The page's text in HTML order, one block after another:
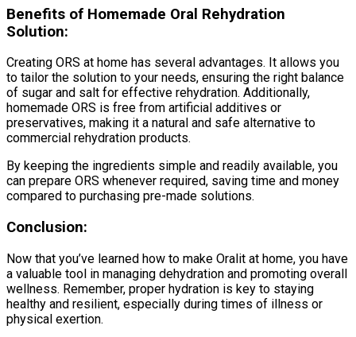
Benefits of Homemade Oral Rehydration
Solution:
Creating ORS at home has several advantages. It allows you
to tailor the solution to your needs, ensuring the right balance
of sugar and salt for effective rehydration. Additionally,
homemade ORS is free from artificial additives or
preservatives, making it a natural and safe alternative to
commercial rehydration products.
By keeping the ingredients simple and readily available, you
can prepare ORS whenever required, saving time and money
compared to purchasing pre-made solutions.
Conclusion:
Now that you’ve learned how to make Oralit at home, you have
a valuable tool in managing dehydration and promoting overall
wellness. Remember, proper hydration is key to staying
healthy and resilient, especially during times of illness or
physical exertion.